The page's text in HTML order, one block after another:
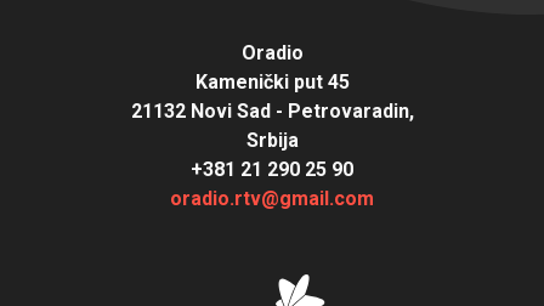
Oradio
Kamenički put 45
21132 Novi Sad - Petrovaradin,
Srbija
+381 21 290 25 90
oradio.rtv@gmail.com